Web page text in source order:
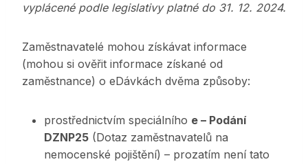
vyplácené podle legislativy platné do 31. 12. 2024.
Zaměstnavatelé mohou získávat informace
(mohou si ověřit informace získané od
zaměstnance) o eDávkách dvěma způsoby:
prostřednictvím speciálního e – Podání
DZNP25 (Dotaz zaměstnavatelů na
nemocenské pojištění) – prozatím není tato